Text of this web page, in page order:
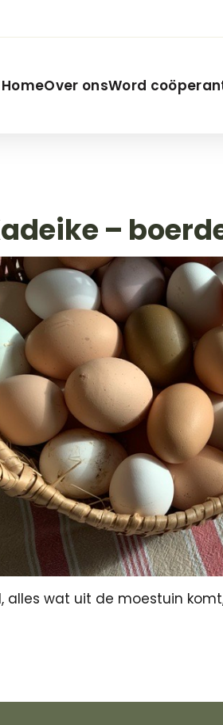
HomeOver onsWord
–
alles wat uit de moestuin